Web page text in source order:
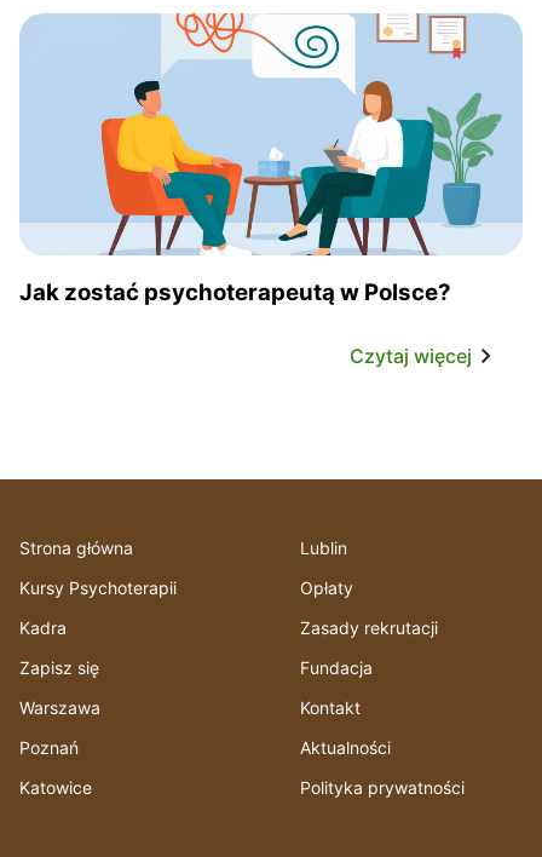
Jak zostać psychoterapeutą w Polsce?
Czytaj więcej
Strona główna
Kursy Psychoterapii
Kadra
Zapisz się
Warszawa
Poznań
Katowice
Lublin
Opłaty
Zasady rekrutacji
Fundacja
Kontakt
Aktualności
Polityka prywatności